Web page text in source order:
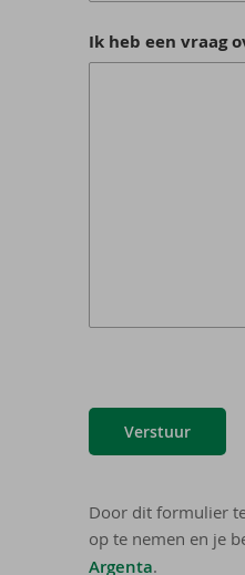
Ik heb een vraag
Verstuur
Door dit formulier
op te nemen en je
Argenta.